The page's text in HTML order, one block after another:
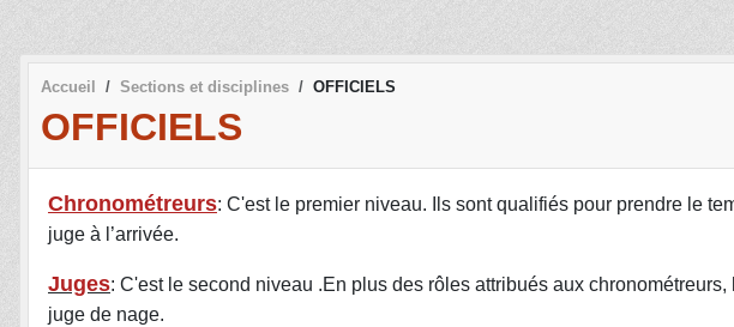
Accueil Sections et disciplines OFFICIELS
OFFICIELS
Chronométreurs: C'est le premier niveau. Ils sont qualifiés pour prendre le
juge à l’arrivée.
Juges: C'est le second niveau .En plus des rôles attribués aux
juge de nage.